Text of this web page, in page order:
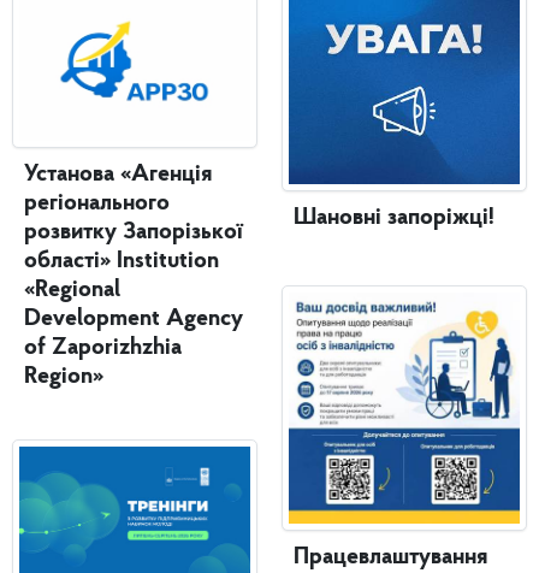
Установа «Агенція
регіонального
розвитку Запорізької
області» Institution
«Regional
Development Agency
of Zaporizhzhia
Region»
Шановні запоріжці!
Працевлаштування